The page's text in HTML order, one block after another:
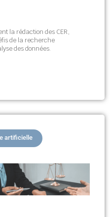
la rédaction des CER,
de la recherche
des données.
artificielle